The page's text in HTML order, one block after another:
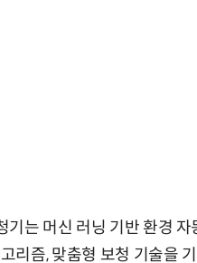
기는 머신 러닝 기반 환경 자
리즘, 맞춤형 보청 기술을